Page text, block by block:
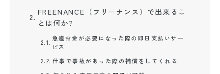
FREENANCE（フリーナンス）で出来るこ
とは何か?
急遽お金が必要になった際の即日支払いサー
ビス
仕事で事故があった際の補償をしてくれる